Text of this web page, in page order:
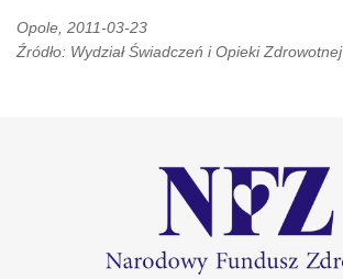
Opole, 2011-03-23
Źródło: Wydział Świadczeń i Opieki Zdrowotnej